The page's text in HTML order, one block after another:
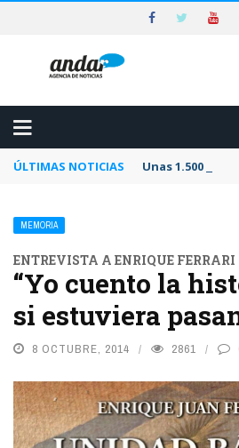
ÚLTIMAS NOTICIAS Unas 1.500
MEMORIA
ENTREVISTA A ENRIQUE FERRARI
“Yo cuento la
si estuviera
8 OCTUBRE, 2014 2861